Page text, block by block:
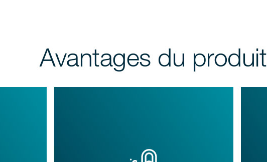
Avantages du produit